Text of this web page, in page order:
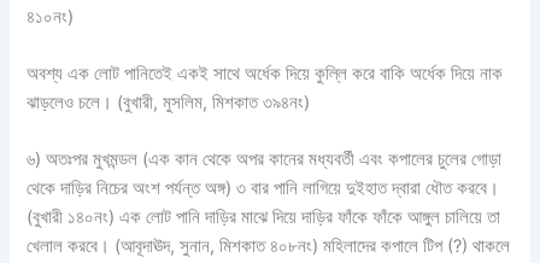
৪১০নং)
অবশ্য এক লোট পানিতেই একই সাথে অর্ধেক দিয়ে কুল্লি করে বাকি অর্ধেক দিয়ে নাক
ঝাড়লেও চলে। (বুখারী, মুসলিম, মিশকাত ৩৯৪নং)
৬) অতঃপর মুখমন্ডল (এক কান থেকে অপর কানের মধ্যবর্তী এবং কপালের চুলের গোড়া
থেকে দাড়ির নিচের অংশ পর্যন্ত অঙ্গ) ৩ বার পানি লাগিয়ে দুইহাত দ্বারা ধৌত করবে।
(বুখারী ১৪০নং) এক লোট পানি দাড়ির মাঝে দিয়ে দাড়ির ফাঁকে ফাঁকে আঙ্গুল চালিয়ে তা
খেলাল করবে। (আবূদাঊদ, সুনান, মিশকাত ৪০৮নং) মহিলাদের কপালে টিপ (?) থাকলে